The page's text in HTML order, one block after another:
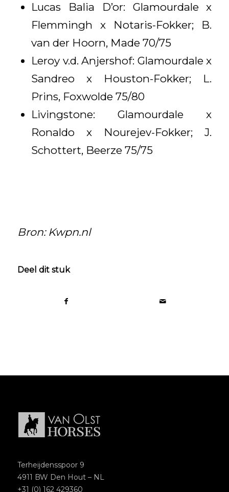
Lucas Balia D’or: Glamourdale x
Flemmingh x Notaris-Fokker; B.
van der Hoorn, Made 70/75
Leroy v.d. Anjershof: Glamourdale x
Sandreo x Houston-Fokker; L.
Prins, Foxwolde 75/80
Livingstone: Glamourdale x
Ronaldo x Nourejev-Fokker; J.
Schottert, Beerze 75/75
Bron: Kwpn.nl
Deel dit stuk
Terheijdensspoor 9
4911 BW Den Hout – NL
+31 (0) 162 429360